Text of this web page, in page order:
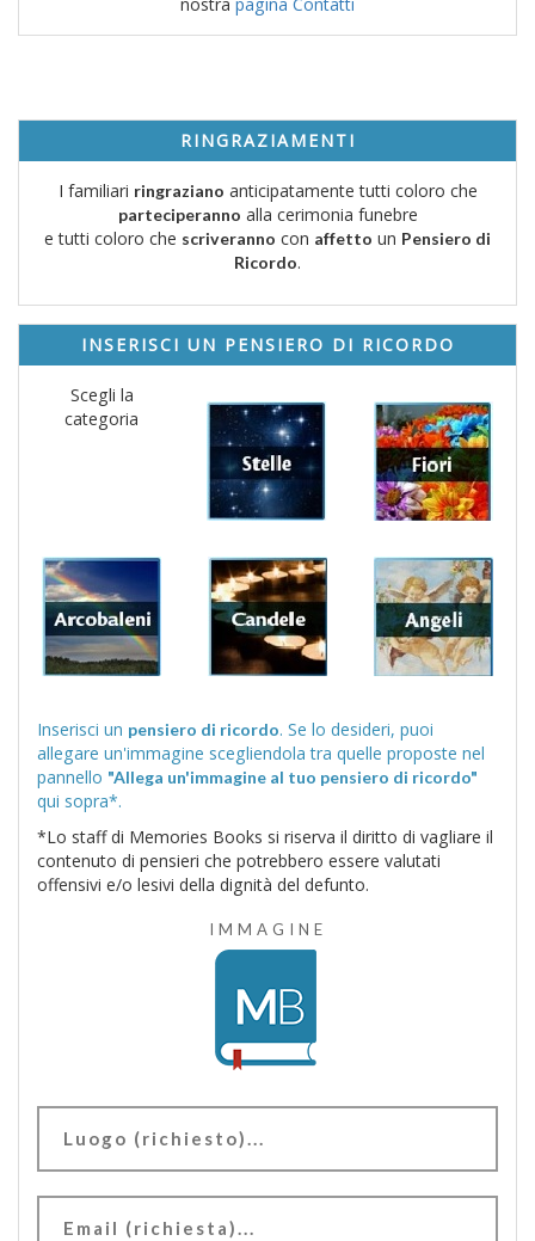
RINGRAZIAMENTI
I familiari ringraziano anticipatamente tutti coloro che
parteciperanno alla cerimonia funebre
e tutti coloro che scriveranno con affetto un Pensiero di
Ricordo.
INSERISCI UN PENSIERO DI RICORDO
Scegli la
categoria
Inserisci un pensiero di ricordo. Se lo desideri, puoi
allegare un'immagine scegliendola tra quelle proposte nel
pannello "Allega un'immagine al tuo pensiero di ricordo"
qui sopra*.
*Lo staff di Memories Books si riserva il diritto di vagliare il
contenuto di pensieri che potrebbero essere valutati
offensivi e/o lesivi della dignità del defunto.
IMMAGINE